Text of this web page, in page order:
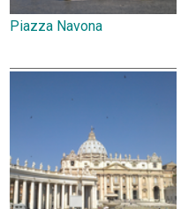
Piazza Navona